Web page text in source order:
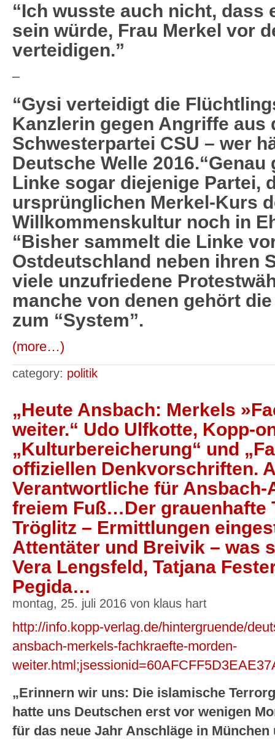
“Ich wusste auch nicht, dass
sein würde, Frau Merkel vor
verteidigen.”
–
“Gysi verteidigt die
Kanzlerin gegen Angriffe aus
Schwesterpartei CSU – wer
Deutsche Welle 2016.“Genau
Linke sogar diejenige Partei,
ursprünglichen Merkel-Kurs
Willkommenskultur noch in
“Bisher sammelt die Linke
Ostdeutschland neben ihren
viele unzufriedene
manche von denen gehört
zum “System”.
(more…)
category: politik
„Heute Ansbach: Merkels
weiter.“ Udo Ulfkotte, Kopp-
„Kulturbereicherung“ und
offiziellen Denkvorschriften.
Verantwortliche für
freiem Fuß…Der grauenhafte
Tröglitz – Ermittlungen
Attentäter und Breivik – was
Vera Lengsfeld, Tatjana
Pegida…
montag, 25. juli 2016 von klaus hart
http://info.kopp-verlag.de/hintergruende/
ansbach-merkels-fachkraefte-morden-
„Erinnern wir uns: Die islamische
hatte uns Deutschen erst vor wenigen
für das neue Jahr Anschläge in